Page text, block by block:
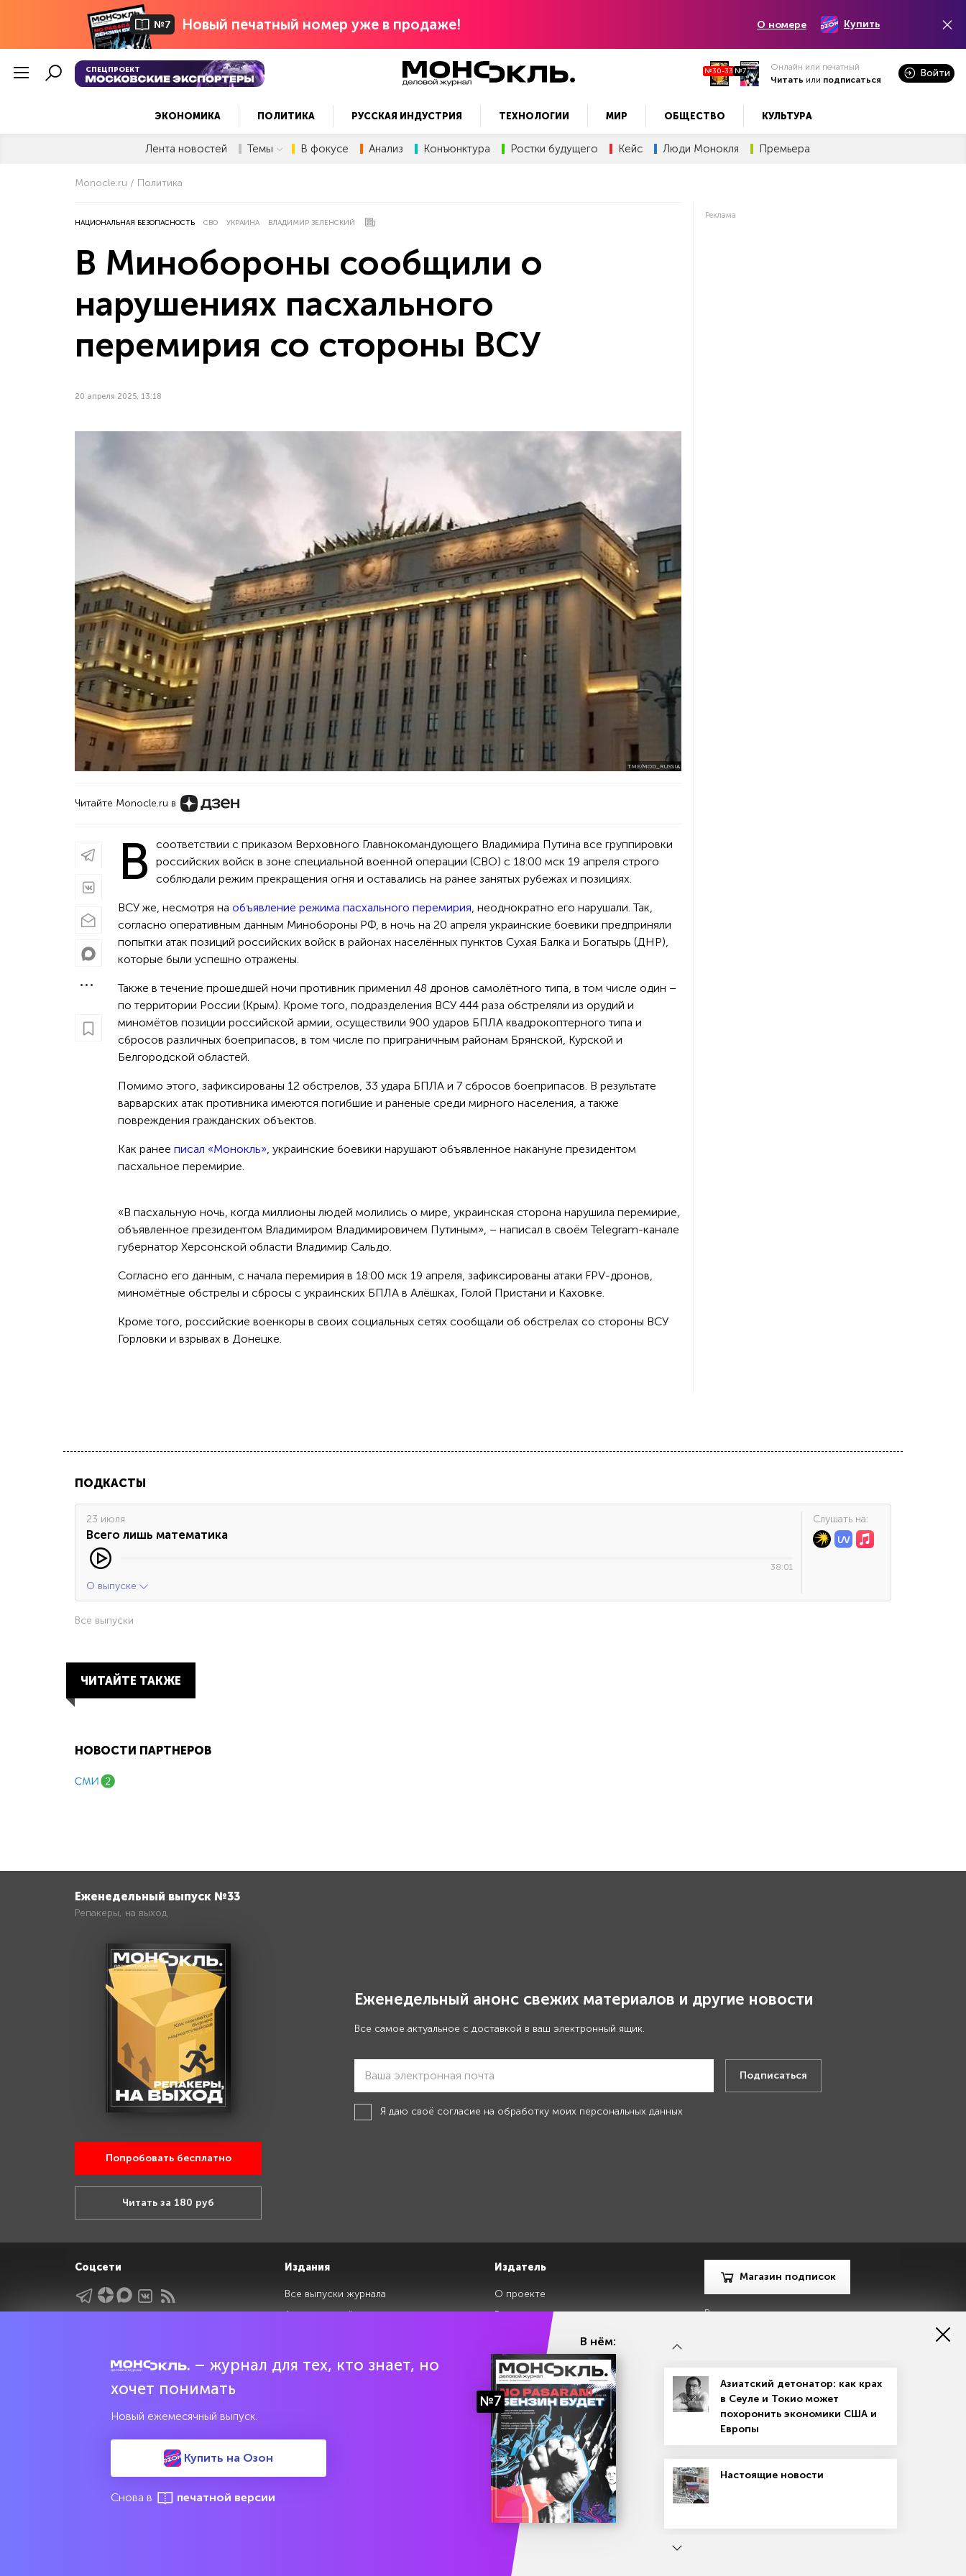
№7 Новый печатный номер уже в продаже! О номере Купить
СПЕЦПРОЕКТ №30-33 №7
Онлайн или печатный
Читать или подписаться
Войти
ЭКОНОМИКА ПОЛИТИКА РУССКАЯ ИНДУСТРИЯ ТЕХНОЛОГИИ МИР ОБЩЕСТВО КУЛЬТУРА
Лента новостей Темы В фокусе Анализ Конъюнктура Ростки будущего Кейс Люди Монокля Премьера
Monocle.ru Политика
НАЦИОНАЛЬНАЯ БЕЗОПАСНОСТЬ СВО УКРАИНА ВЛАДИМИР ЗЕЛЕНСКИЙ
В Минобороны сообщили о
нарушениях пасхального
перемирия со стороны ВСУ
20 апреля 2025, 13:18
T.ME/MOD_RUSSIA
Читайте Monocle.ru в
В
соответствии с приказом Верховного Главнокомандующего Владимира Путина все группировки
российских войск в зоне специальной военной операции (СВО) с 18:00 мск 19 апреля строго
соблюдали режим прекращения огня и оставались на ранее занятых рубежах и позициях.
ВСУ же, несмотря на объявление режима пасхального перемирия , неоднократно его нарушали. Так,
согласно оперативным данным Минобороны РФ, в ночь на 20 апреля украинские боевики предприняли
попытки атак позиций российских войск в районах населённых пунктов Сухая Балка и Богатырь (ДНР),
которые были успешно отражены.
Также в течение прошедшей ночи противник применил 48 дронов самолётного типа, в том числе один –
по территории России (Крым). Кроме того, подразделения ВСУ 444 раза обстреляли из орудий и
миномётов позиции российской армии, осуществили 900 ударов БПЛА квадрокоптерного типа и
сбросов различных боеприпасов, в том числе по приграничным районам Брянской, Курской и
Белгородской областей.
Помимо этого, зафиксированы 12 обстрелов, 33 удара БПЛА и 7 сбросов боеприпасов. В результате
варварских атак противника имеются погибшие и раненые среди мирного населения, а также
повреждения гражданских объектов.
Как ранее писал «Монокль» , украинские боевики нарушают объявленное накануне президентом
пасхальное перемирие.
«В пасхальную ночь, когда миллионы людей молились о мире, украинская сторона нарушила перемирие,
объявленное президентом Владимиром Владимировичем Путиным», – написал в своём Telegram-канале
губернатор Херсонской области Владимир Сальдо.
Согласно его данным, с начала перемирия в 18:00 мск 19 апреля, зафиксированы атаки FPV-дронов,
миномётные обстрелы и сбросы с украинских БПЛА в Алёшках, Голой Пристани и Каховке.
Кроме того, российские военкоры в своих социальных сетях сообщали об обстрелах со стороны ВСУ
Горловки и взрывах в Донецке.
Реклама
ПОДКАСТЫ
23 июля
Всего лишь математика
38:01
О выпуске
Cлушать на:
Все выпуски
ЧИТАЙТЕ ТАКЖЕ
НОВОСТИ ПАРТНЕРОВ
Еженедельный выпуск №33
Репакеры, на выход
Попробовать бесплатно
Читать за 180 руб
Еженедельный анонс свежих материалов и другие новости
Все самое актуальное с доставкой в ваш электронный ящик.
Подписаться
Я даю своё согласие на обработку моих персональных данных
Соцсети
Интервью
Издания
Все выпуски журнала
Архив изданий
Издатель
О проекте
Редакция
Контакты
Магазин подписок
Рекламодателям
Свидетельство о регистрации средства массовой информации Эл № ФС77-87108 от 26 марта 2024 г. Выдано Федеральной службой по надзору в сфере массовых коммуникаций, связи и охраны
культурного наследия
© 2017—2026 АНО «Творческий коллектив Эксперт» Политика конфиденциальности Условия использования материалов
На информационном ресурсе применяются рекомендательные технологии
Месяц подписки бесплатно
– журнал для тех, кто знает, но
хочет понимать
Новый ежемесячный выпуск.
Купить на Озон
Снова в печатной версии
В нём:
№7
Азиатский детонатор: как крах
в Сеуле и Токио может
похоронить экономики США и
Европы
Настоящие новости